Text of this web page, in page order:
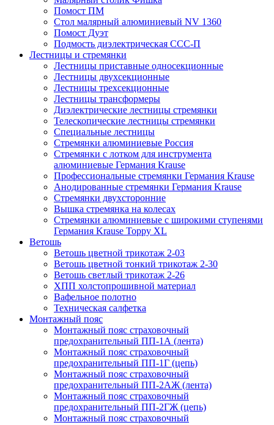
Помост ПМ
Стол малярный алюминиевый NV 1360
Помост Дуэт
Подмость диэлектрическая ССС-П
Лестницы и стремянки
Лестницы приставные односекционные
Лестницы двухсекционные
Лестницы трехсекционные
Лестницы трансформеры
Диэлектрические лестницы стремянки
Телескопические лестницы стремянки
Специальные лестницы
Стремянки алюминиевые Россия
Стремянки c лотком для инструмента
алюминиевые Германия Krause
Профессиональные стремянки Германия Krause
Анодированные стремянки Германия Krause
Стремянки двухсторонние
Вышка стремянка на колесах
Стремянки алюминиевые c широкими ступенями
Германия Krause Toppy XL
Ветошь
Ветошь цветной трикотаж 2-03
Ветошь цветной тонкий трикотаж 2-30
Ветошь светлый трикотаж 2-26
ХПП холстопрошивной материал
Вафельное полотно
Техническая салфетка
Монтажный пояс
Монтажный пояс страховочный
предохранительный ПП-1А (лента)
Монтажный пояс страховочный
предохранительный ПП-1Г (цепь)
Монтажный пояс страховочный
предохранительный ПП-2АЖ (лента)
Монтажный пояс страховочный
предохранительный ПП-2ГЖ (цепь)
Монтажный пояс страховочный